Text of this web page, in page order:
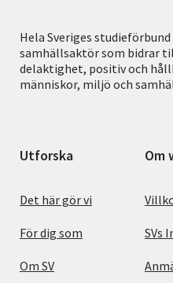
Hela Sveriges
samhällsaktör som bidrar
delaktighet, positiv och
människor, miljö och
Utforska
Det här gör vi
För dig som
Om SV
Om
SVs